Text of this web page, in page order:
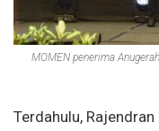
MOMEN penerima
Terdahulu,